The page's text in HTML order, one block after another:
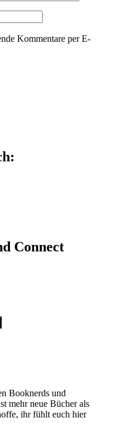
Kommentare per E-
Connect
Booknerds und
mehr neue Bücher als
ihr fühlt euch hier